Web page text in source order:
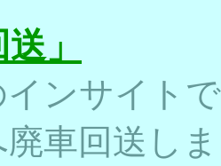
」
ンサイト
廃車回送し